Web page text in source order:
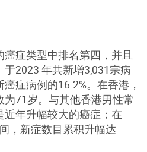
症类型中排名第四，并且
2023 年共新增3,031宗病
症病例的16.2%。在香港，
71岁。与其他香港男性常
近年升幅较大的癌症；在
，新症数目累积升幅达